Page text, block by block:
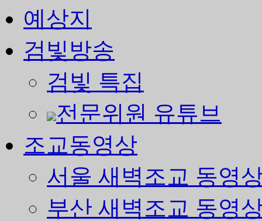
예상지
검빛방송
검빛 특집
전문위원 유튜브
조교동영상
서울 새벽조교 동영
부산 새벽조교 동영